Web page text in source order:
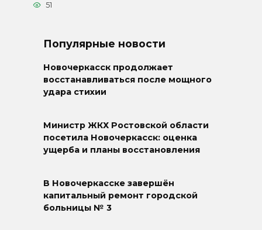
51
Популярные новости
Новочеркасск продолжает
восстанавливаться после мощного
удара стихии
Министр ЖКХ Ростовской области
посетила Новочеркасск: оценка
ущерба и планы восстановления
В Новочеркасске завершён
капитальный ремонт городской
больницы № 3